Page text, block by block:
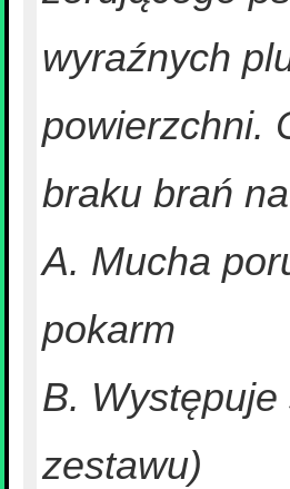
wyraźnych
powierzchni.
braku brań
A. Mucha
pokarm
B.
zestawu)